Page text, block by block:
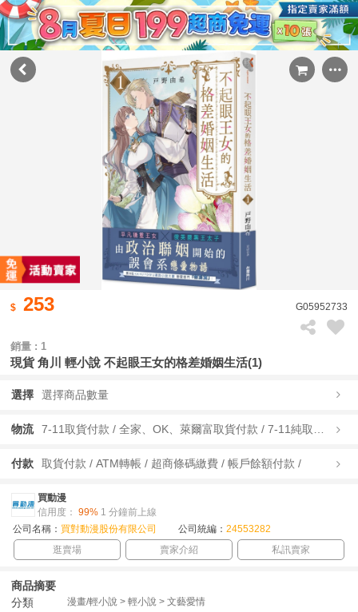
253 G05952733
銷量 : 1
現貨 角川 輕小說 不起眼王女的格差婚姻生活(1)
選擇 選擇商品數量
物流
付款 取貨付款 / ATM轉帳 / 超商條碼繳費 / 帳戶餘額付款 /
買動漫
信用度： 99% 1 分鐘前上線
公司名稱： 買對動漫股份有限公司 公司統編： 24553282
逛賣場
賣家介紹 私訊賣家
商品摘要
分類
漫畫/輕小說 > 輕小說 > 文藝愛情